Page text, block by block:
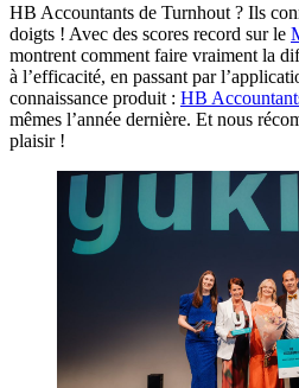
HB Accountants de Turnhout ? Ils
doigts ! Avec des scores record sur le
montrent comment faire vraiment la
à l’efficacité, en passant par
connaissance produit : HB
mêmes l’année dernière. Et nous
plaisir !